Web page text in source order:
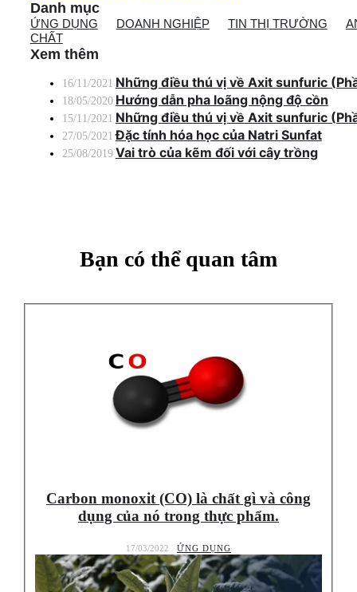
Danh mục
ỨNG DỤNG DOANH NGHIỆP TIN THỊ TRƯỜNG
CHẤT
Xem thêm
16/11/2021 Những điều thú vị về Axit sunfuric
18/05/2020 Hướng dẫn pha loãng nộng độ cồn
15/11/2021 Những điều thú vị về Axit sunfuric
27/05/2021 Đặc tính hóa học của Natri Sunfat
25/08/2019 Vai trò của kẽm đối với cây trồng
Bạn có thể quan tâm
Carbon monoxit (CO) là chất gì và công
dụng của nó trong thực phẩm.
17/03/2022 ỨNG DỤNG